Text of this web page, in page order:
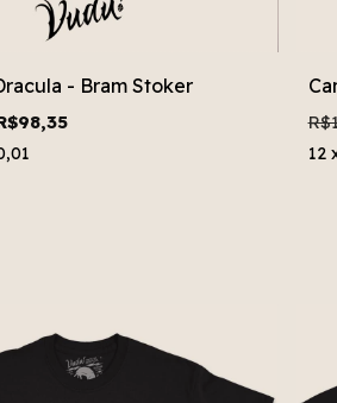
- Bram Stoker
12